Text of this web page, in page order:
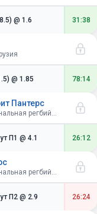
@ 1.6 31:38
@ 1.85 78:14
Пантерс
Регби / Регби-лига. Австралия. Национальная регбийная лига
П1 @ 4.1 26:12
Регби / Регби-лига. Австралия. Национальная регбийная лига
П2 @ 2.9 26:24